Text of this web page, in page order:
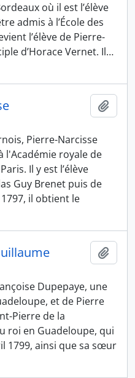
où il est l’élève
admis à l’École des
l’élève de Pierre-
d’Horace Vernet. Il…
Pierre-Narcisse
l'Académie royale de
Il y est l’élève
Guy Brenet puis de
il obtient le
Dupepaye, une
et de Pierre
Pierre de la
roi en Guadeloupe, qui
1799, ainsi que sa sœur